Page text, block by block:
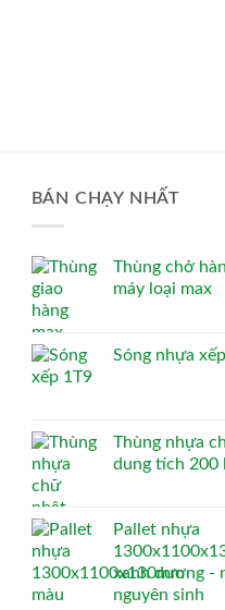
BÁN CHẠY NHẤT
Thùng chở
máy loại max
Sóng nhựa
Thùng nhựa
dung tích 200
Pallet nhựa
xanh dương -
nguyên sinh